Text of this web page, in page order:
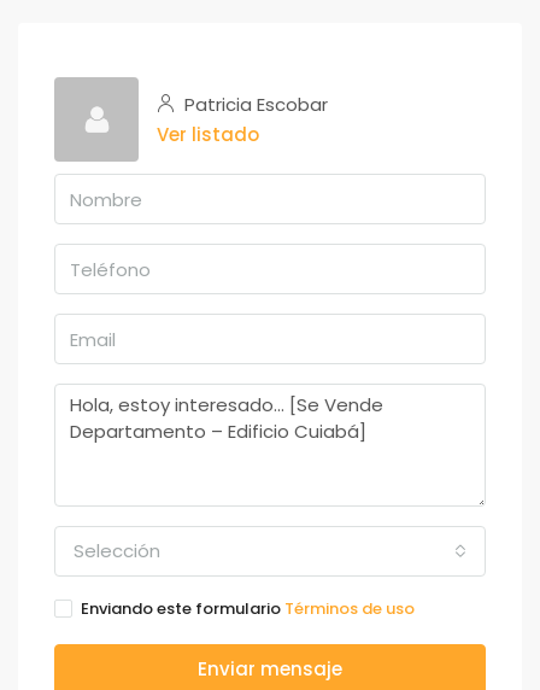
Patricia Escobar
Ver listado
Selección
Enviando este formulario Términos de uso
Enviar mensaje